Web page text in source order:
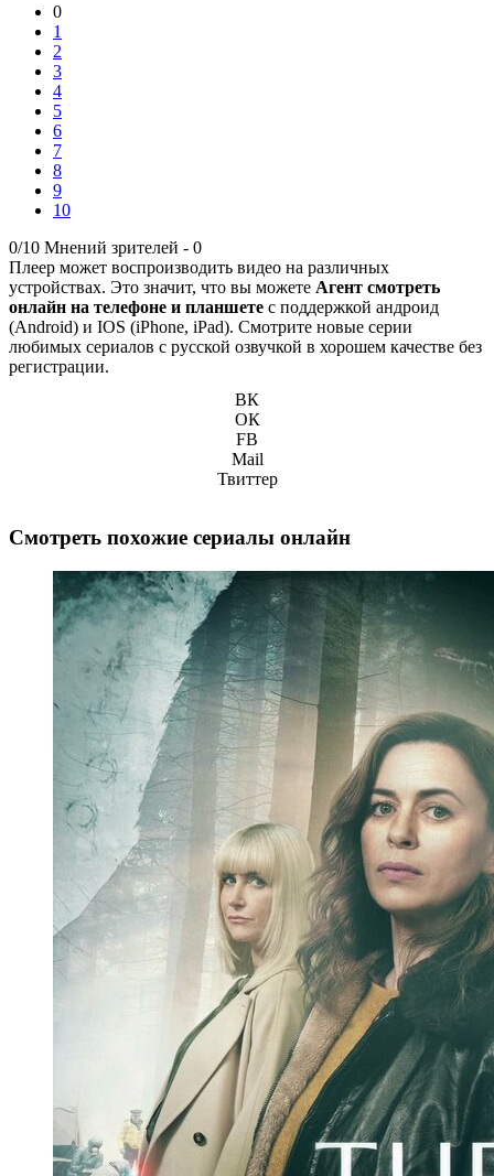
0
1
2
3
4
5
6
7
8
9
10
0/10 Мнений зрителей - 0
Плеер может воспроизводить видео на различных
устройствах. Это значит, что вы можете Агент смотреть
онлайн на телефоне и планшете с поддержкой андроид
(Android) и IOS (iPhone, iPad). Смотрите новые серии
любимых сериалов с русской озвучкой в хорошем качестве без
регистрации.
ВК
ОК
FB
Mail
Твиттер
Смотреть похожие сериалы онлайн